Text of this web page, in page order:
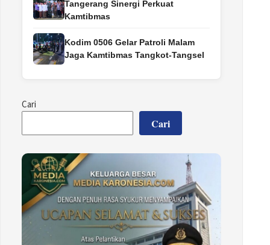
Tangerang Sinergi Perkuat
Kamtibmas
Kodim 0506 Gelar Patroli Malam
Jaga Kamtibmas Tangkot-Tangsel
Cari
Cari